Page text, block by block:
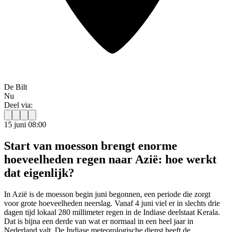
De Bilt
Nu
Deel via:
15 juni 08:00
Start van moesson brengt enorme
hoeveelheden regen naar Azië: hoe werkt
dat eigenlijk?
In Azië is de moesson begin juni begonnen, een periode die zorgt
voor grote hoeveelheden neerslag. Vanaf 4 juni viel er in slechts drie
dagen tijd lokaal 280 millimeter regen in de Indiase deelstaat Kerala.
Dat is bijna een derde van wat er normaal in een heel jaar in
Nederland valt. De Indiase meteorologische dienst heeft de